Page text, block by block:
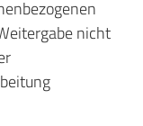
nicht